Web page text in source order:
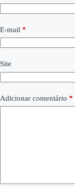
E-mail *
Site
Adicionar comentário *